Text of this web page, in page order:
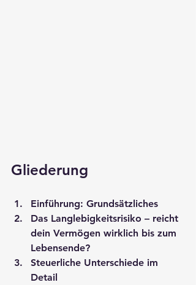
Gliederung
Einführung: Grundsätzliches
Das Langlebigkeitsrisiko – reicht
dein Vermögen wirklich bis zum
Lebensende?
Steuerliche Unterschiede im
Detail